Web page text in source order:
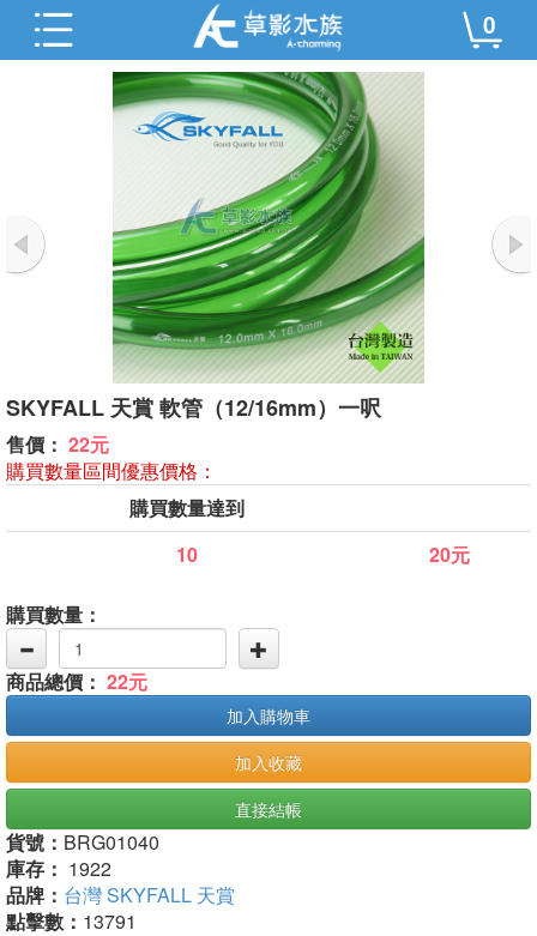
0
SKYFALL 天賞 軟管（12/16mm）一呎
售價： 22元
購買數量區間優惠價格：
購買數量達到
10
20元
購買數量：
商品總價： 22元
加入購物車
加入收藏
直接結帳
貨號： BRG01040
庫存： 1922
品牌： 台灣 SKYFALL 天賞
點擊數： 13791